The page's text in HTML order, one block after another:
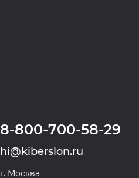
8-800-700-58-29
hi@kiberslon.ru
г. Москва